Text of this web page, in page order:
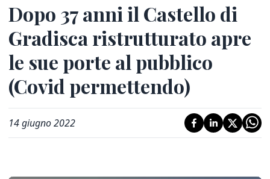
Dopo 37 anni il Castello di
Gradisca ristrutturato apre
le sue porte al pubblico
(Covid permettendo)
14 giugno 2022